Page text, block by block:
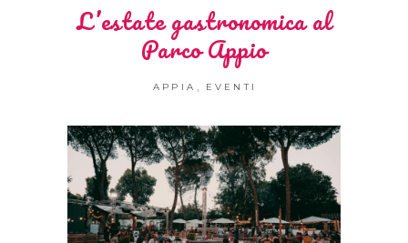
L’estate gastronomica al
Parco Appio
APPIA EVENTI